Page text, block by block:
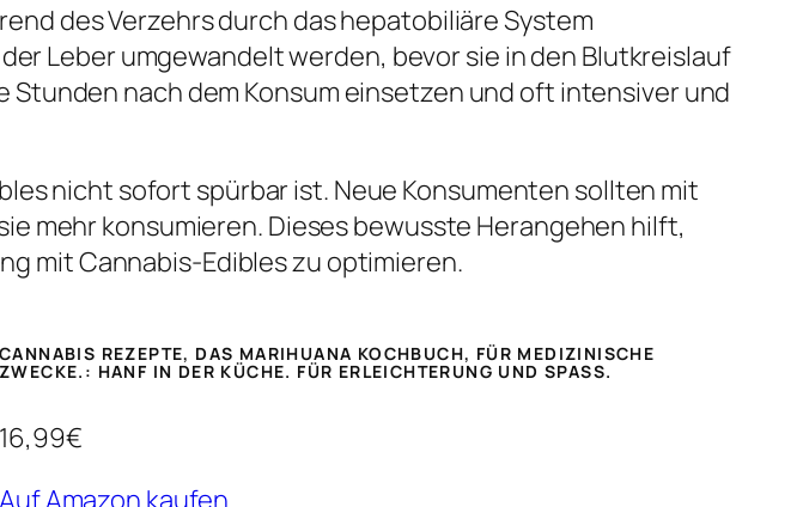
des Verzehrs durch das hepatobiliäre System
Leber umgewandelt werden, bevor sie in den Blutkreislauf
nach dem Konsum einsetzen und oft intensiver und
nicht sofort spürbar ist. Neue Konsumenten sollten mit
mehr konsumieren. Dieses bewusste Herangehen hilft,
mit Cannabis-Edibles zu optimieren.
CANNABIS REZEPTE, DAS MARIHUANA KOCHBUCH, FÜR MEDIZINISCHE
ZWECKE.: HANF IN DER KÜCHE. FÜR ERLEICHTERUNG UND SPASS.
16,99€